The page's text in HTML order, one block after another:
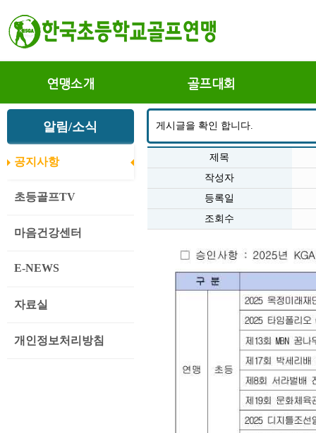
연맹소개 골프대회
알림/소식
공지사항
초등골프TV
마음건강센터
E-NEWS
자료실
개인정보처리방침
게시글을 확인 합니다.
제목
작성자
등록일
조회수